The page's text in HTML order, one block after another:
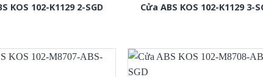
KOS 102-K1129 2-SGD Cửa ABS KOS 102-K1129 3-